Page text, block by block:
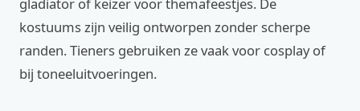
kostuums zijn veilig ontworpen zonder scherpe
randen. Tieners gebruiken ze vaak voor cosplay of
bij toneeluitvoeringen.